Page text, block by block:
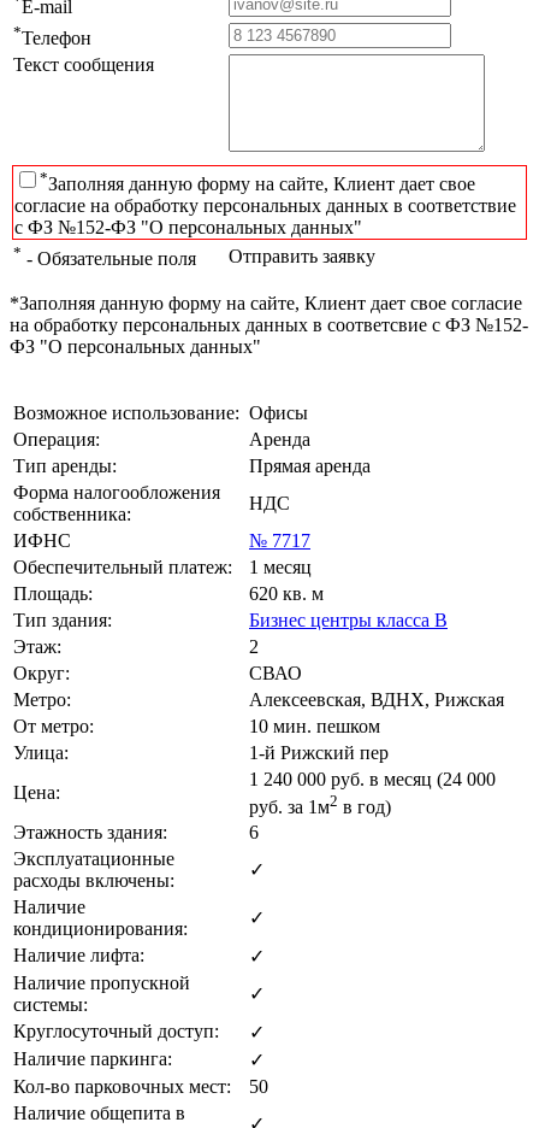
E-mail
*Телефон
Текст сообщения
*Заполняя данную форму на сайте, Клиент дает свое
согласие на обработку персональных данных в соответствие
с ФЗ №152-ФЗ "О персональных данных"
* - Обязательные поля Отправить заявку
*Заполняя данную форму на сайте, Клиент дает свое согласие
на обработку персональных данных в соответсвие с ФЗ №152-
ФЗ "О персональных данных"
Возможное использование: Офисы
Операция:
Аренда
Тип аренды:
Прямая аренда
Форма налогообложения
собственника:
НДС
ИФНС
№ 7717
Обеспечительный платеж:
1 месяц
Площадь:
620 кв. м
Тип здания:
Бизнес центры класса B
Этаж:
2
Округ:
СВАО
Метро:
Алексеевская, ВДНХ, Рижская
От метро:
10 мин. пешком
Улица:
1-й Рижский пер
Цена:
1 240 000 руб. в месяц (24 000
руб. за 1м2 в год)
Этажность здания:
6
Эксплуатационные
расходы включены:
✓
Наличие
кондиционирования:
✓
Наличие лифта:
✓
Наличие пропускной
системы:
✓
Круглосуточный доступ:
✓
Наличие паркинга:
✓
Кол-во парковочных мест:
50
Наличие общепита в